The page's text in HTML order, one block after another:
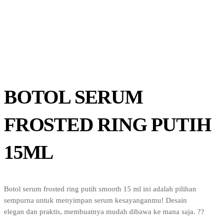
BOTOL SERUM
FROSTED RING PUTIH
15ML
Botol serum frosted ring putih smooth 15 ml ini adalah pilihan
sempurna untuk menyimpan serum kesayanganmu! Desain
elegan dan praktis, membuatnya mudah dibawa ke mana saja. ??